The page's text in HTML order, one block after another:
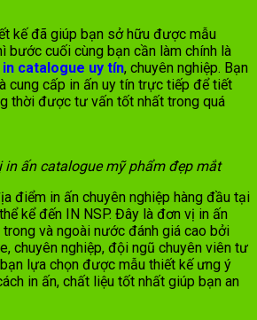
kế đã giúp bạn sở hữu được mẫu
bước cuối cùng bạn cần làm chính là
catalogue uy tín, chuyên nghiệp. Bạn
cung cấp in ấn uy tín trực tiếp để tiết
thời được tư vấn tốt nhất trong quá
in ấn catalogue mỹ phẩm đẹp mắt
điểm in ấn chuyên nghiệp hàng đầu tại
kể đến IN NSP. Đây là đơn vị in ấn
và ngoài nước đánh giá cao bởi
chuyên nghiệp, đội ngũ chuyên viên tư
lựa chọn được mẫu thiết kế ưng ý
in ấn, chất liệu tốt nhất giúp bạn an